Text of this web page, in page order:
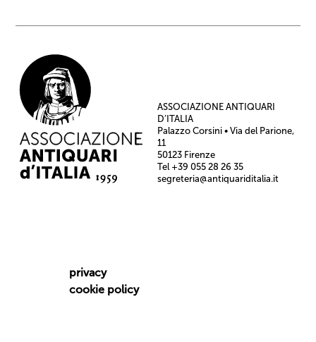
ASSOCIAZIONE ANTIQUARI
D’ITALIA
Palazzo Corsini • Via del Parione,
11
50123 Firenze
Tel +39 055 28 26 35
segreteria@antiquariditalia.it
privacy
cookie policy